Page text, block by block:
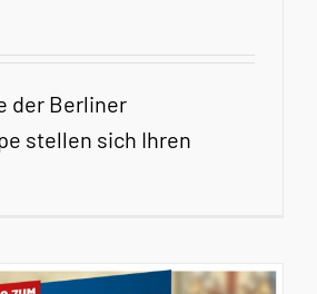
der Berliner
stellen sich Ihren